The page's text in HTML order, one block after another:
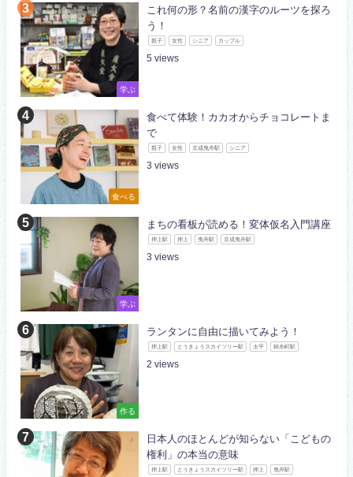
学ぶ
これ何の形？名前の漢字のルーツを探ろ
う！
親子 女性 シニア カップル
5
食べる
食べて体験！カカオからチョコレートま
で
親子 女性 京成曳舟駅 シニア
3
学ぶ
まちの看板が読める！変体仮名入門講座
押上駅 押上 曳舟駅 京成曳舟駅
3
作る
ランタンに自由に描いてみよう！
押上駅 とうきょうスカイツリー駅 太平 錦糸町駅
2
日本人のほとんどが知らない「こどもの
権利」の本当の意味
押上駅 とうきょうスカイツリー駅 押上 曳舟駅